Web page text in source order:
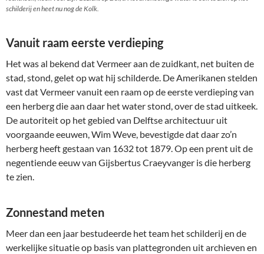
schilderij en heet nu nog de Kolk.
Vanuit raam eerste verdieping
Het was al bekend dat Vermeer aan de zuidkant, net buiten de
stad, stond, gelet op wat hij schilderde. De Amerikanen stelden
vast dat Vermeer vanuit een raam op de eerste verdieping van
een herberg die aan daar het water stond, over de stad uitkeek.
De autoriteit op het gebied van Delftse architectuur uit
voorgaande eeuwen, Wim Weve, bevestigde dat daar zo’n
herberg heeft gestaan van 1632 tot 1879. Op een prent uit de
negentiende eeuw van Gijsbertus Craeyvanger is die herberg
te zien.
Zonnestand meten
Meer dan een jaar bestudeerde het team het schilderij en de
werkelijke situatie op basis van plattegronden uit archieven en